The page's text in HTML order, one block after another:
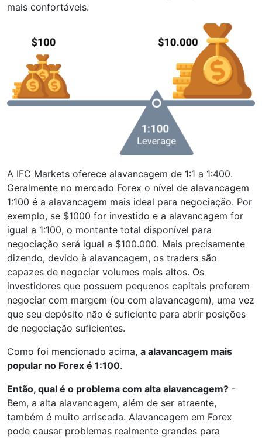
mais confortáveis.
A IFC Markets oferece alavancagem de 1:1 a 1:400.
Geralmente no mercado Forex o nível de alavancagem
1:100 é a alavancagem mais ideal para negociação. Por
exemplo, se $1000 for investido e a alavancagem for
igual a 1:100, o montante total disponível para
negociação será igual a $100.000. Mais precisamente
dizendo, devido à alavancagem, os traders são
capazes de negociar volumes mais altos. Os
investidores que possuem pequenos capitais preferem
negociar com margem (ou com alavancagem), uma vez
que seu depósito não é suficiente para abrir posições
de negociação suficientes.
Como foi mencionado acima, a alavancagem mais
popular no Forex é 1:100.
Então, qual é o problema com alta alavancagem? -
Bem, a alta alavancagem, além de ser atraente,
também é muito arriscada. Alavancagem em Forex
pode causar problemas realmente grandes para